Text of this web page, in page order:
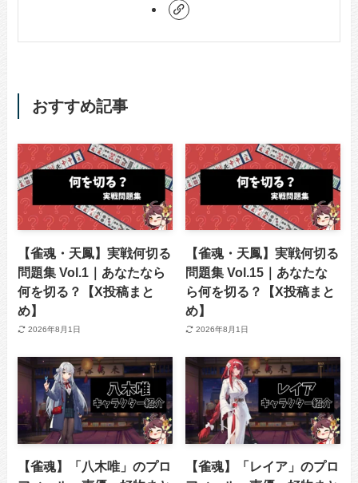
おすすめ記事
【雀魂・天鳳】実戦何切る
問題集 Vol.1｜あなたなら
何を切る？【X投稿まと
め】
2026年8月1日
【雀魂・天鳳】実戦何切る
問題集 Vol.15｜あなたな
ら何を切る？【X投稿まと
め】
2026年8月1日
【雀魂】「八木唯」のプロ
【雀魂】「レイア」のプロ